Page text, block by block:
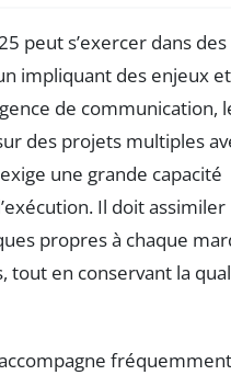
peut s’exercer dans des
impliquant des enjeux
de communication,
des projets multiples
une grande capacité
Il doit assimiler
propres à chaque
tout en conservant la